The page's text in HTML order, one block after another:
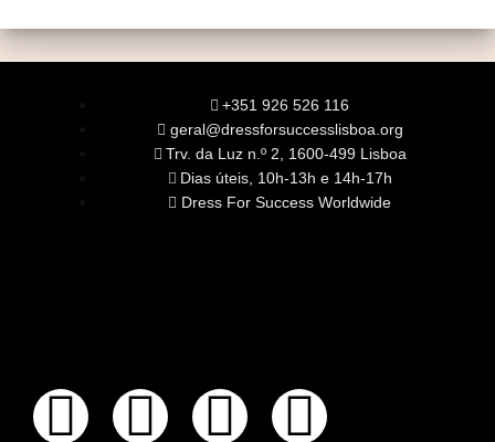
+351 926 526 116
geral@dressforsuccesslisboa.org
Trv. da Luz n.º 2, 1600-499 Lisboa
Dias úteis, 10h-13h e 14h-17h
Dress For Success Worldwide